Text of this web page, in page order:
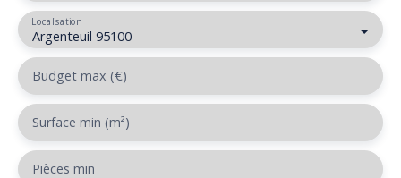
Argenteuil 95100
Localisation
Budget max (€)
Surface min (m²)
Pièces min